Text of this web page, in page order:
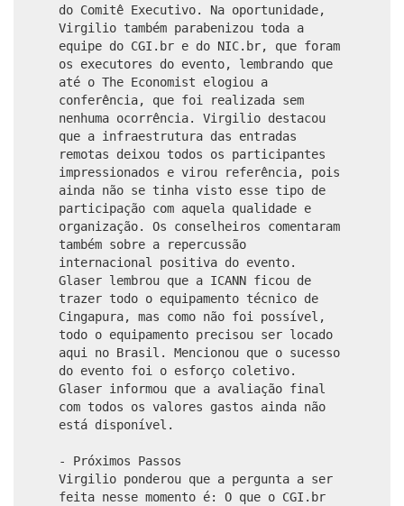
do Comitê Executivo. Na oportunidade,
Virgilio também parabenizou toda a
equipe do CGI.br e do NIC.br, que foram
os executores do evento, lembrando que
até o The Economist elogiou a
conferência, que foi realizada sem
nenhuma ocorrência. Virgilio destacou
que a infraestrutura das entradas
remotas deixou todos os participantes
impressionados e virou referência, pois
ainda não se tinha visto esse tipo de
participação com aquela qualidade e
organização. Os conselheiros comentaram
também sobre a repercussão
internacional positiva do evento.
Glaser lembrou que a ICANN ficou de
trazer todo o equipamento técnico de
Cingapura, mas como não foi possível,
todo o equipamento precisou ser locado
aqui no Brasil. Mencionou que o sucesso
do evento foi o esforço coletivo.
Glaser informou que a avaliação final
com todos os valores gastos ainda não
está disponível.
- Próximos Passos
Virgilio ponderou que a pergunta a ser
feita nesse momento é: O que o CGI.br